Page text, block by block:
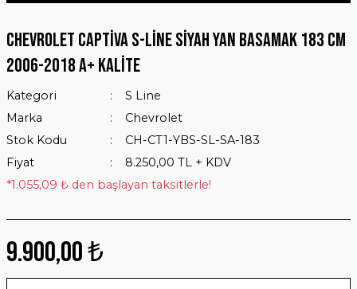
Chevrolet Captiva S-Line Siyah Yan Basamak 183 Cm
2006-2018 A+ Kalite
Kategori
S Line
Marka
Chevrolet
Stok Kodu
CH-CT1-YBS-SL-SA-183
Fiyat
8.250,00 TL + KDV
*1.055,09 ₺ den başlayan taksitlerle!
9.900,00 ₺